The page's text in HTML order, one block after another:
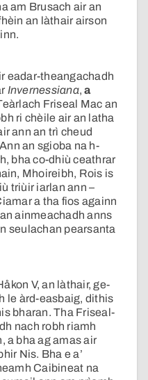
am Brusach air an
an làthair airson
eadar-theangachadh
Invernessiana,a
Friseal Mac an
ri chèile air an latha
ann an trì cheud
an sgioba na h-
bha co-dhiù ceathrar
Mhoireibh, Rois is
triùir iarlan ann –
a tha fios againn
ainmeachadh anns
seulachan pearsanta
V, an làthair, ge-
le àrd-easbaig, dithis
bharan. Tha Friseal-
nach robh riamh
a bha ag amas air
Nis. Bha e a’
Caibineat na